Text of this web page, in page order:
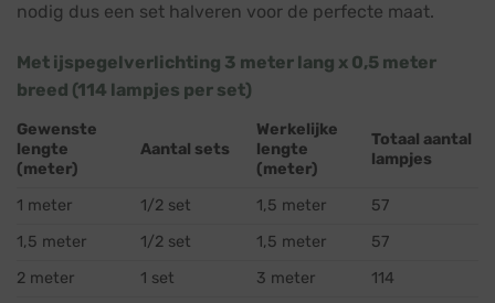
nodig dus een set halveren voor de perfecte maat.
Met ijspegelverlichting 3 meter lang x 0,5 meter
breed (114 lampjes per set)
Gewenste
lengte
(meter)
Aantal sets
Werkelijke
lengte
(meter)
Totaal aantal
lampjes
1 meter 1/2 set 1,5 meter
57
1,5 meter
1/2 set 1,5 meter
57
2 meter
1 set 3 meter 114